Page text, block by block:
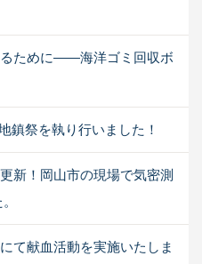
ために――海洋ゴミ回収ボ
鎮祭を執り行いました！
新！岡山市の現場で気密測
て献血活動を実施いたしま